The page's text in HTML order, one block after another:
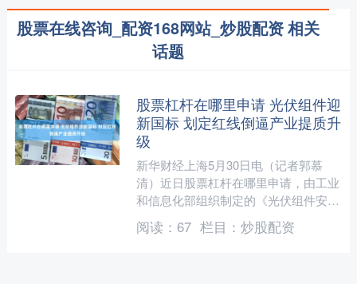
股票在线咨询_配资168网站_炒股配资 相关
话题
股票杠杆在哪里申请 光伏组件迎
新国标 划定红线倒逼产业提质升
级
新华财经上海5月30日电（记者郭慕
清）近日股票杠杆在哪里申请，由工业
和信息化部组织制定的《光伏组件安全
要求》和《光伏组件铭牌标识要求》两
项强制性国家标准正式发布....
阅读： 67 栏目： 炒股配资